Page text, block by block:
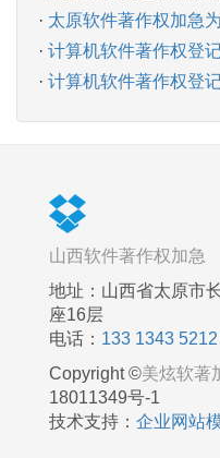
· 太原软件著作权加急
· 计算机软件著作权登
· 计算机软件著作权登
山西软件著作权加急
地址：山西省太原市
座16层
电话： 133 1343 5212
Copyright ©美炫软著
18011349号-1
技术支持： 企业网站